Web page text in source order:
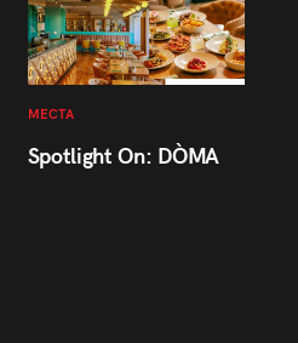
МЕСТА
Spotlight On: DÒMA